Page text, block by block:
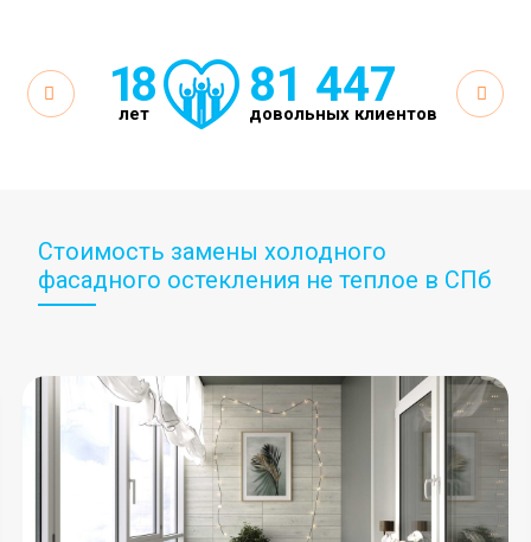
18
лет
81 447
довольных клиентов
Стоимость замены холодного
фасадного остекления не теплое в СПб